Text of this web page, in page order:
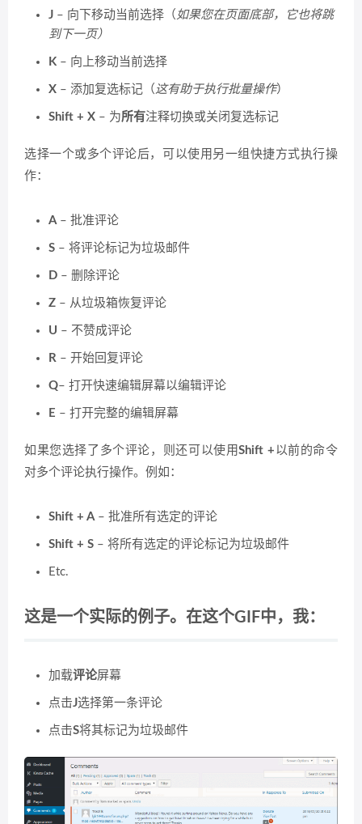
J – 向下移动当前选择（如果您在页面底部，它也将跳
到下一页）
K – 向上移动当前选择
X – 添加复选标记（这有助于执行批量操作）
Shift + X – 为所有注释切换或关闭复选标记
选择一个或多个评论后，可以使用另一组快捷方式执行操
作：
A– 批准评论
S – 将评论标记为垃圾邮件
D – 删除评论
Z – 从垃圾箱恢复评论
U – 不赞成评论
R – 开始回复评论
Q– 打开快速编辑屏幕以编辑评论
E – 打开完整的编辑屏幕
如果您选择了多个评论，则还可以使用Shift + 以前的命令
对多个评论执行操作。例如：
Shift + A– 批准所有选定的评论
Shift + S – 将所有选定的评论标记为垃圾邮件
Etc.
这是一个实际的例子。在这个GIF中，我：
加载评论屏幕
点击J选择第一条评论
点击S将其标记为垃圾邮件